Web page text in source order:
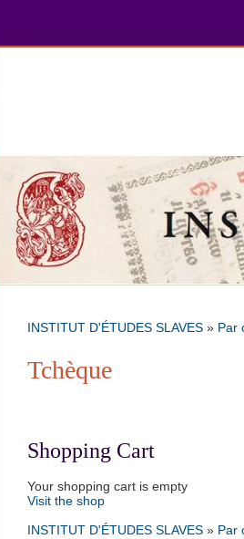
INSTITUT D'ÉTUDES SLAVES » Par
Tchèque
Shopping Cart
Your shopping cart is empty
Visit the shop
INSTITUT D'ÉTUDES SLAVES » Par